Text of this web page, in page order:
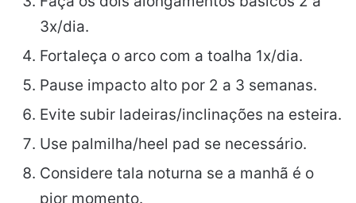
3x/dia.
Fortaleça o arco com a toalha 1x/dia.
Pause impacto alto por 2 a 3 semanas.
Evite subir ladeiras/inclinações na esteira.
Use palmilha/heel pad se necessário.
Considere tala noturna se a manhã é o
pior momento.